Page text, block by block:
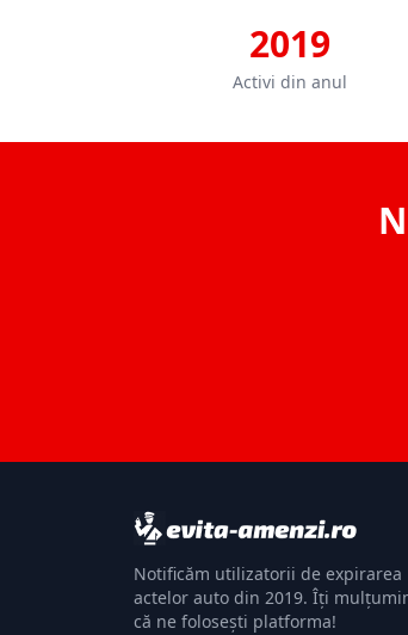
2019
Activi din anul
Notificăm utilizatorii de expirarea
actelor auto din 2019. Îți
că ne folosești platforma!